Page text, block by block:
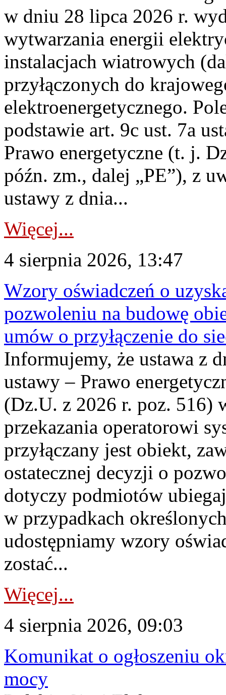
w dniu 28 lipca 2026 r.
wytwarzania energii
instalacjach wiatrowych
przyłączonych do
elektroenergetycznego.
podstawie art. 9c ust. 7a
Prawo energetyczne (t. j.
późn. zm., dalej „PE”), z
ustawy z dnia...
Więcej...
4 sierpnia 2026, 13:47
Wzory oświadczeń o
pozwoleniu na budowę
umów o przyłączenie do
Informujemy, że ustawa z
ustawy – Prawo
(Dz.U. z 2026 r. poz. 516)
przekazania operatorowi
przyłączany jest obiekt,
ostatecznej decyzji o
dotyczy podmiotów
w przypadkach
udostępniamy wzory
zostać...
Więcej...
4 sierpnia 2026, 09:03
Komunikat o ogłoszeniu
mocy